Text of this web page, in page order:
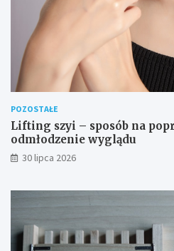
POZOSTAŁE
Lifting szyi – sposób na
odmłodzenie wyglądu
30 lipca 2026